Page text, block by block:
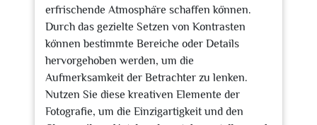
erfrischende Atmosphäre schaffen können.
Durch das gezielte Setzen von Kontrasten
können bestimmte Bereiche oder Details
hervorgehoben werden, um die
Aufmerksamkeit der Betrachter zu lenken.
Nutzen Sie diese kreativen Elemente der
Fotografie, um die Einzigartigkeit und den